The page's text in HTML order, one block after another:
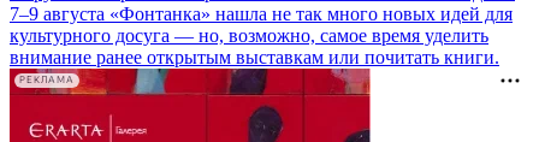
7–9 августа «Фонтанка» нашла не так много новых идей для
культурного досуга — но, возможно, самое время уделить
внимание ранее открытым выставкам или почитать книги.
РЕКЛАМА